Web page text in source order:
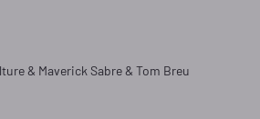
& Maverick Sabre & Tom Breu